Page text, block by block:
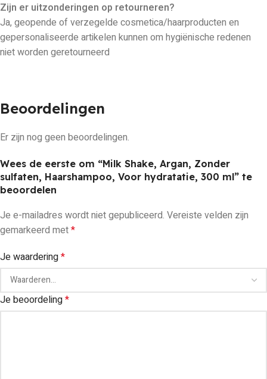
Zijn er uitzonderingen op retourneren?
Ja, geopende of verzegelde cosmetica/haarproducten en
gepersonaliseerde artikelen kunnen om hygiënische redenen
niet worden geretourneerd
Beoordelingen
Er zijn nog geen beoordelingen.
Wees de eerste om “Milk Shake, Argan, Zonder
sulfaten, Haarshampoo, Voor hydratatie, 300 ml” te
beoordelen
Je e-mailadres wordt niet gepubliceerd. Vereiste velden zijn
gemarkeerd met*
Je waardering*
Je beoordeling*